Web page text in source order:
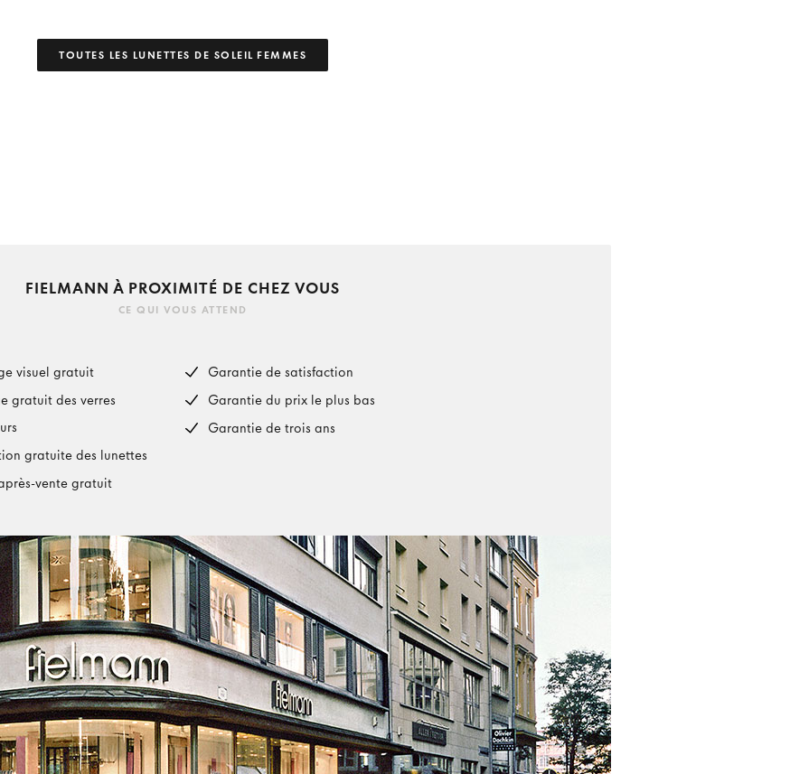
TOUTES LES LUNETTES DE SOLEIL FEMMES
FIELMANN À PROXIMITÉ DE CHEZ VOUS
CE QUI VOUS ATTEND
visuel gratuit
gratuit des verres
gratuite des lunettes
vente gratuit
Garantie de satisfaction
Garantie du prix le plus bas
Garantie de trois ans